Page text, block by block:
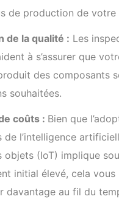
de production de votre
de la qualité : Les
à s’assurer que
des composants
souhaitées.
coûts : Bien que
de l’intelligence
objets (IoT) implique
initial élevé, cela
davantage au fil du